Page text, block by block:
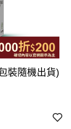
裝隨機出貨)